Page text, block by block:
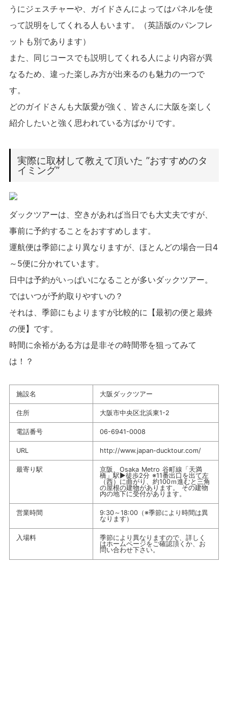
うにジェスチャーや、ガイドさんによってはパネルを使
って説明をしてくれる人もいます。（英語版のパンフレ
ットも別であります）
また、同じコースでも説明してくれる人により内容が異
なるため、違った楽しみ方が出来るのも魅力の一つで
す。
どのガイドさんも大阪愛が強く、皆さんに大阪を楽しく
紹介したいと強く思われている方ばかりです。
実際に取材して教えて頂いた ”おすすめのタ
イミング”
ダックツアーは、空きがあれば当日でも大丈夫ですが、
事前に予約することをおすすめします。
運航便は季節により異なりますが、ほとんどの場合一日4
～5便に分かれています。
日中は予約がいっぱいになることが多いダックツアー。
ではいつが予約取りやすいの？
それは、季節にもよりますが比較的に【最初の便と最終
の便】です。
時間に余裕がある方は是非その時間帯を狙ってみて
は！？
施設名 大阪ダックツアー
住所 大阪市中央区北浜東1-2
電話番号 06-6941-0008
URL http://www.japan-ducktour.com/
最寄り駅
京阪、Osaka Metro 谷町線「天満
橋」駅▶徒歩2分 ※11番出口を出て左
（西）に曲がり、約100ｍ進むと三角
の屋根の建物があります。 その建物
内の地下に受付があります。
営業時間
9:30～18:00（※季節により時間は異
なります）
入場料
季節により異なりますので、詳しく
はホームページをご確認頂くか、お
問い合わせ下さい。